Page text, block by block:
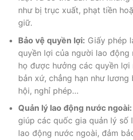
như bị trục xuất, phạt tiền
giữ.
Bảo vệ quyền lợi: Giấy phép
quyền lợi của người lao động
họ được hưởng các quyền
bản xứ, chẳng hạn như lương
hội, nghỉ phép…
Quản lý lao động nước ngoài:
giúp các quốc gia quản lý số
lao động nước ngoài, đảm